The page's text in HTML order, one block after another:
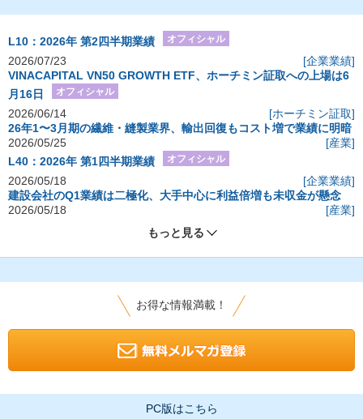
L10：2026年 第2四半期業績 オフィシャル
2026/07/23
[企業業績]
VINACAPITAL VN50 GROWTH ETF、ホーチミン証取への上場は6
月16日
オフィシャル
2026/06/14
[ホーチミン証取]
26年1〜3月期の繊維・縫製業界、輸出回復もコスト増で業績に明暗
2026/05/25
[産業]
L40：2026年 第1四半期業績
オフィシャル
2026/05/18
[企業業績]
建設会社のQ1業績は二極化、大手中心に利益倍増も未収金が懸念
2026/05/18
[産業]
もっと見る
お得な情報満載！
PC版はこちら